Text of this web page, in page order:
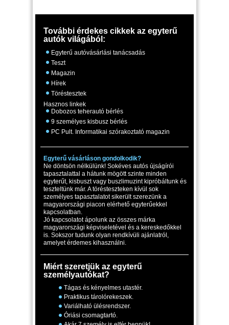
További érdekes cikkek az egyterű
autók világából:
Egyterű autóvásárlási tanácsadás
Teszt
Magazin
Hírek
Töréstesztek
Hasznos linkek
Dobozos teherautó bérlés
9 személyes kisbusz bérlés
PC Pult. Informatikai szórakoztató magazin
Egyterű vásárláson gondolkodik?
Ne döntsön nélkülünk! Sokéves autós újságírói
tapasztalattal a hátunk mögött szinte minden
egyterűt, kisbuszt vagy buszlimuzint kipróbáltunk és
teszteltünk már. A törésteszteken kívül sok
személyes tapasztalatot sikerült szerezünk a
magyarországi piacon elérhető egyterűekkel
kapcsolatban.
Jó kapcsolatot ápolunk az összes márka
magyarországi képviseletével és a kereskedőkkel
is. Sokszor tudunk olyan rendkívüli ajánlatról,
amelyet érdemes kihasználni.
Miért szeretjük az egyterű
személyautókat?
Tágas és kényelmes utastér.
Praktikus tárolórekeszek.
Variálható ülésrendszer.
Óriási csomagtartó.